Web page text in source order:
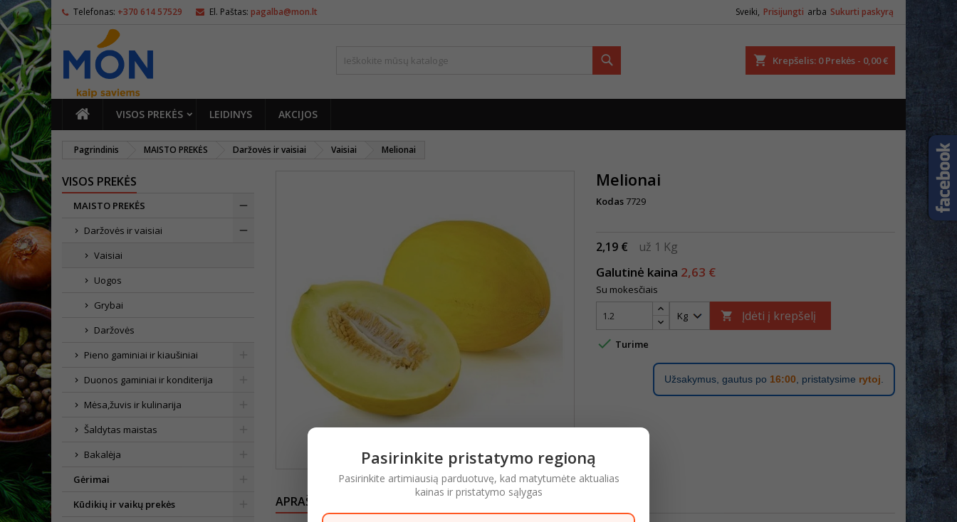
Telefonas: +370 614 57529 El. Paštas: pagalba@mon.lt Sveiki, Prisijungti arba Sukurti paskyrą
Krepšelis 0 Prekės - 0,00 €
PAGRINDINIS
VISOS PREKĖS LEIDINYS AKCIJOS
Pagrindinis MAISTO PREKĖS Daržovės ir vaisiai Vaisiai Melionai
VISOS PREKĖS
MAISTO PREKĖS
Daržovės ir vaisiai
Vaisiai
Uogos
Grybai
Daržovės
Pieno gaminiai ir kiaušiniai
Duonos gaminiai ir konditerija
Mėsa,žuvis ir kulinarija
Šaldytas maistas
Bakalėja
Gėrimai
Kūdikių ir vaikų prekės
Melionai
Kodas 7729
2,19 € už 1 Kg
Galutinė kaina 2,63 €
Su mokesčiais
 Įdėti į krepšelį
 Turime
Užsakymus, gautus po 16:00 , pristatysime rytoj
APRAŠYMAS IŠSAMI PREKĖS INFORMACIJA
Pasirinkite pristatymo regioną
Pasirinkite artimiausią parduotuvę, kad matytumėte aktualias
kainas ir pristatymo sąlygas